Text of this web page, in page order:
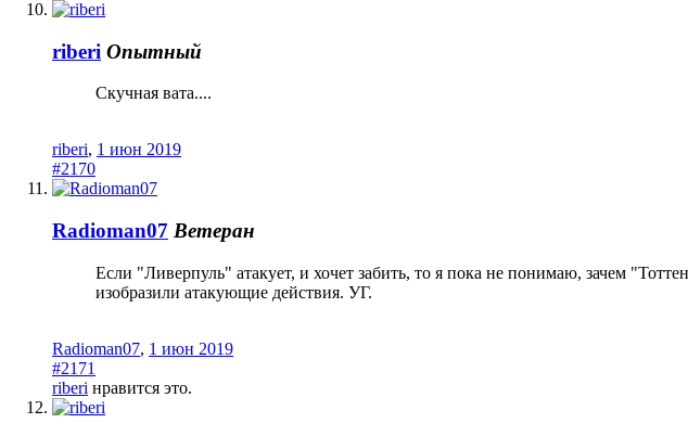
riberi Опытный
Скучная вата....
riberi, 1 июн 2019
#2170
Radioman07 Ветеран
Если "Ливерпуль" атакует, и хочет забить, то я пока не понимаю, зачем
изобразили атакующие действия. УГ.
Radioman07, 1 июн 2019
#2171
riberi нравится это.